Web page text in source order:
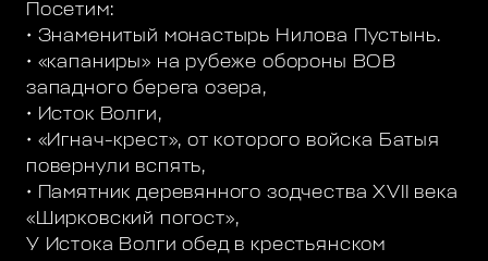
Посетим:
• Знаменитый монастырь Нилова Пустынь.
• «капаниры» на рубеже обороны ВОВ
западного берега озера,
• Исток Волги,
• «Игнач-крест», от которого войска Батыя
повернули вспять,
• Памятник деревянного зодчества XVII века
«Ширковский погост»,
У Истока Волги обед в крестьянском